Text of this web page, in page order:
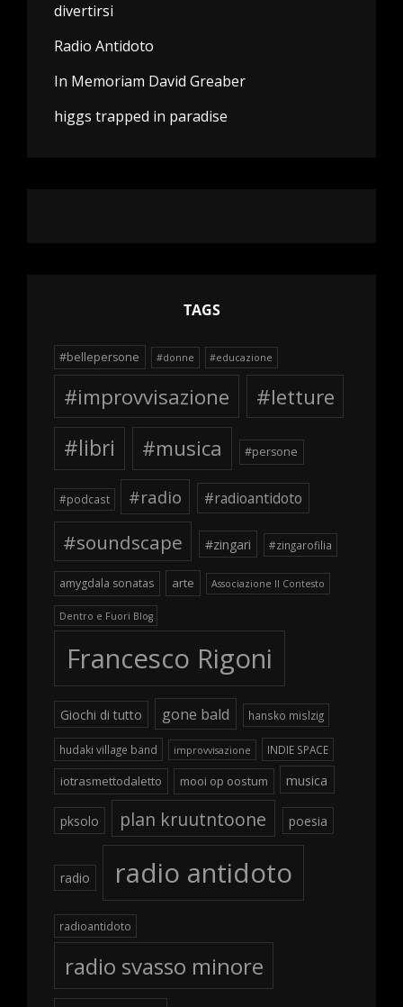
divertirsi
Radio Antidoto
In Memoriam David Greaber
higgs trapped in paradise
TAGS
#bellepersone #donne #educazione
#improvvisazione
#letture
#libri
#musica #persone
#podcast #radio #radioantidoto
#soundscape #zingari #zingarofilia
amygdala sonatas arte Associazione Il Contesto
Dentro e Fuori Blog
Francesco Rigoni
Giochi di tutto gone bald hansko mislzig
hudaki village band improvvisazione INDIE SPACE
iotrasmettodaletto mooi op oostum musica
pksolo plan kruutntoone poesia
radio radio antidoto
radioantidoto
radio svasso minore